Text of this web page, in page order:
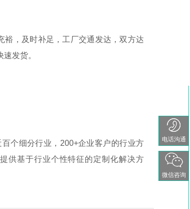
裕，及时补足，工厂交通发达，双方达
发货。
个细分行业，200+企业客户的行业方
供基于行业个性特征的定制化解决方
电话沟通
微信咨询